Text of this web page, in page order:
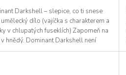
Darkshell – slepice, co ti snese
dílo (vajíčka s charakterem a
v chlupatých fuseklích) Zapomeň na
hnědý. Dominant Darkshell není